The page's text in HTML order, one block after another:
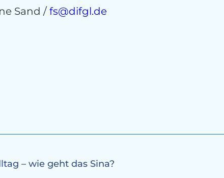
Sand /fs@difgl.de
– wie geht das Sina?